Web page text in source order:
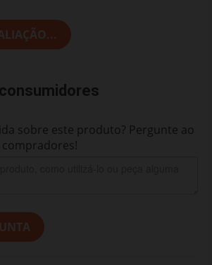
sobre este produto? Pergunte ao